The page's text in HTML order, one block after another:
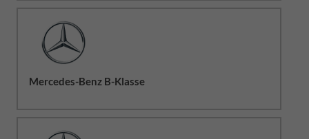
Mercedes-Benz B-Klasse